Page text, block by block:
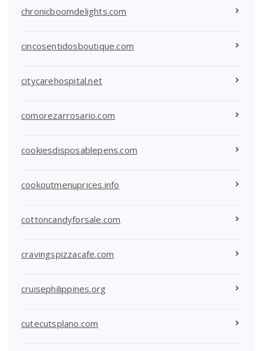
chronicboomdelights.com
cincosentidosboutique.com
citycarehospital.net
comorezarrosario.com
cookiesdisposablepens.com
cookoutmenuprices.info
cottoncandyforsale.com
cravingspizzacafe.com
cruisephilippines.org
cutecutsplano.com